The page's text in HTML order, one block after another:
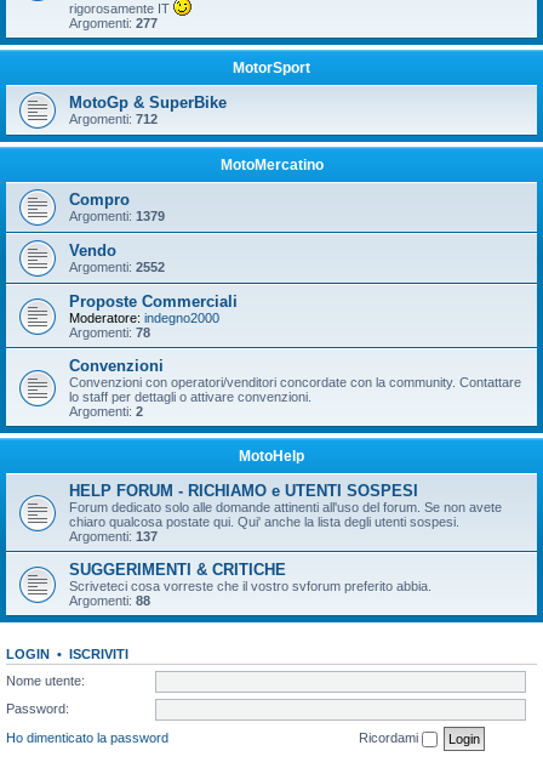
rigorosamente IT
Argomenti: 277
MotorSport
MotoGp & SuperBike
Argomenti: 712
MotoMercatino
Compro
Argomenti: 1379
Vendo
Argomenti: 2552
Proposte Commerciali
Moderatore: indegno2000
Argomenti: 78
Convenzioni
Convenzioni con operatori/venditori concordate con la community. Contattare
lo staff per dettagli o attivare convenzioni.
Argomenti: 2
MotoHelp
HELP FORUM - RICHIAMO e UTENTI SOSPESI
Forum dedicato solo alle domande attinenti all'uso del forum. Se non avete
chiaro qualcosa postate qui. Qui' anche la lista degli utenti sospesi.
Argomenti: 137
SUGGERIMENTI & CRITICHE
Scriveteci cosa vorreste che il vostro svforum preferito abbia.
Argomenti: 88
LOGIN •
ISCRIVITI
Nome utente:
Password:
Ho dimenticato la password
Ricordami